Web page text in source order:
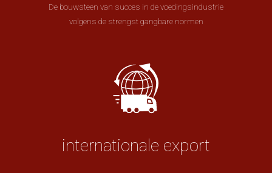
De bouwsteen van succes in de voedingsindustrie
volgens de strengst gangbare normen
internationale export